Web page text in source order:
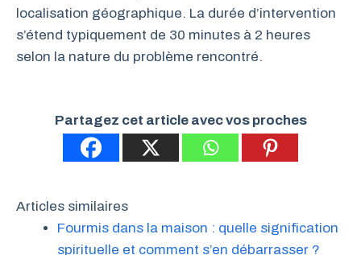
localisation géographique. La durée d’intervention
s’étend typiquement de 30 minutes à 2 heures
selon la nature du problème rencontré.
Partagez cet article avec vos proches
Articles similaires
Fourmis dans la maison : quelle signification
spirituelle et comment s’en débarrasser ?